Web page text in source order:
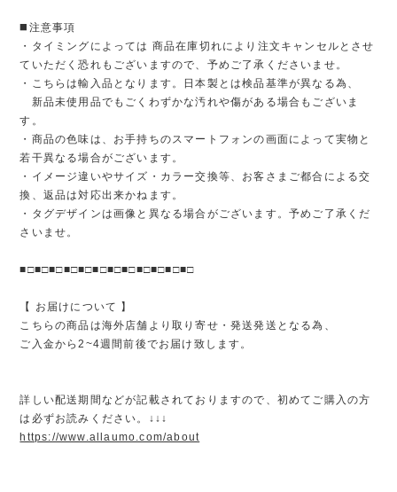
◼️注意事項
・タイミングによっては 商品在庫切れにより注文キャンセルとさせ
ていただく恐れもございますので、予めご了承くださいませ。
・こちらは輸入品となります。日本製とは検品基準が異なる為、
新品未使用品でもごくわずかな汚れや傷がある場合もございま
す。
・商品の色味は、お手持ちのスマートフォンの画面によって実物と
若干異なる場合がございます。
・イメージ違いやサイズ・カラー交換等、お客さまご都合による交
換、返品は対応出来かねます。
・タグデザインは画像と異なる場合がございます。予めご了承くだ
さいませ。
■□■□■□■□■□■□■□■□■□■□■□■□
【 お届けについて 】
こちらの商品は海外店舗より取り寄せ・発送発送となる為、
ご入金から2~4週間前後でお届け致します。
詳しい配送期間などが記載されておりますので、初めてご購入の方
は必ずお読みください。↓↓↓
https://www.allaumo.com/about